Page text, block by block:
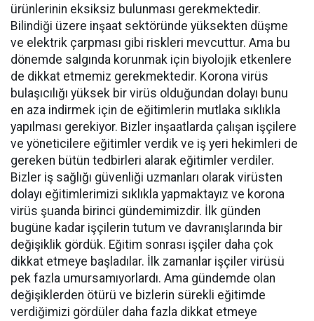
ürünlerinin eksiksiz bulunması gerekmektedir.
Bilindiği üzere inşaat sektöründe yüksekten düşme
ve elektrik çarpması gibi riskleri mevcuttur. Ama bu
dönemde salgında korunmak için biyolojik etkenlere
de dikkat etmemiz gerekmektedir. Korona virüs
bulaşıcılığı yüksek bir virüs olduğundan dolayı bunu
en aza indirmek için de eğitimlerin mutlaka sıklıkla
yapılması gerekiyor. Bizler inşaatlarda çalışan işçilere
ve yöneticilere eğitimler verdik ve iş yeri hekimleri de
gereken bütün tedbirleri alarak eğitimler verdiler.
Bizler iş sağlığı güvenliği uzmanları olarak virüsten
dolayı eğitimlerimizi sıklıkla yapmaktayız ve korona
virüs şuanda birinci gündemimizdir. İlk günden
bugüne kadar işçilerin tutum ve davranışlarında bir
değişiklik gördük. Eğitim sonrası işçiler daha çok
dikkat etmeye başladılar. İlk zamanlar işçiler virüsü
pek fazla umursamıyorlardı. Ama gündemde olan
değişiklerden ötürü ve bizlerin sürekli eğitimde
verdiğimizi gördüler daha fazla dikkat etmeye